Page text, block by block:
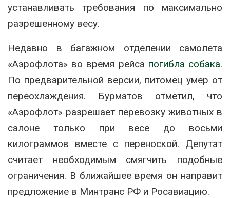
устанавливать требования по максимально
разрешенному весу.
Недавно в багажном отделении самолета
«Аэрофлота» во время рейса погибла собака.
По предварительной версии, питомец умер от
переохлаждения. Бурматов отметил, что
«Аэрофлот» разрешает перевозку животных в
салоне только при весе до восьми
килограммов вместе с переноской. Депутат
считает необходимым смягчить подобные
ограничения. В ближайшее время он направит
предложение в Минтранс РФ и Росавиацию.